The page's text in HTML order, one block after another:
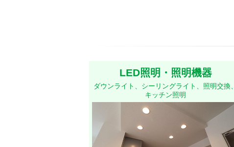
LED照明・照明機器
ダウンライト、シーリングライト、照明交換、
キッチン照明